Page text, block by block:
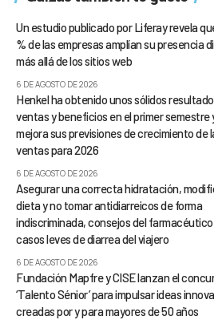
Un estudio publicado por Liferay revela
% de las empresas amplían su presencia
más allá de los sitios web
6 DE AGOSTO DE 2026
Henkel ha obtenido unos sólidos
ventas y beneficios en el primer semestre
mejora sus previsiones de crecimiento de
ventas para 2026
6 DE AGOSTO DE 2026
Asegurar una correcta hidratación,
dieta y no tomar antidiarreicos de forma
indiscriminada, consejos del
casos leves de diarrea del viajero
6 DE AGOSTO DE 2026
Fundación Mapfre y CISE lanzan el
‘Talento Sénior’ para impulsar ideas
creadas por y para mayores de 50 años